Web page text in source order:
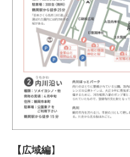
【広域編】